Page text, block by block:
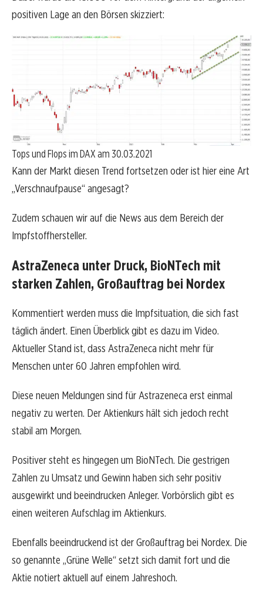
positiven Lage an den Börsen skizziert:
Tops und Flops im DAX am 30.03.2021
Kann der Markt diesen Trend fortsetzen oder ist hier eine Art
„Verschnaufpause“ angesagt?
Zudem schauen wir auf die News aus dem Bereich der
Impfstoffhersteller.
AstraZeneca unter Druck, BioNTech mit
starken Zahlen, Großauftrag bei Nordex
Kommentiert werden muss die Impfsituation, die sich fast
täglich ändert. Einen Überblick gibt es dazu im Video.
Aktueller Stand ist, dass AstraZeneca nicht mehr für
Menschen unter 60 Jahren empfohlen wird.
Diese neuen Meldungen sind für Astrazeneca erst einmal
negativ zu werten. Der Aktienkurs hält sich jedoch recht
stabil am Morgen.
Positiver steht es hingegen um BioNTech. Die gestrigen
Zahlen zu Umsatz und Gewinn haben sich sehr positiv
ausgewirkt und beeindrucken Anleger. Vorbörslich gibt es
einen weiteren Aufschlag im Aktienkurs.
Ebenfalls beeindruckend ist der Großauftrag bei Nordex. Die
so genannte „Grüne Welle“ setzt sich damit fort und die
Aktie notiert aktuell auf einem Jahreshoch.